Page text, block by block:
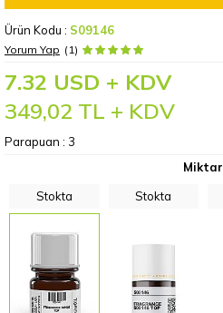
Ürün Kodu : S09146
Yorum Yap (1)
7.32 USD + KDV
349,02 TL + KDV
Parapuan : 3
Miktar
Stokta
Stokta